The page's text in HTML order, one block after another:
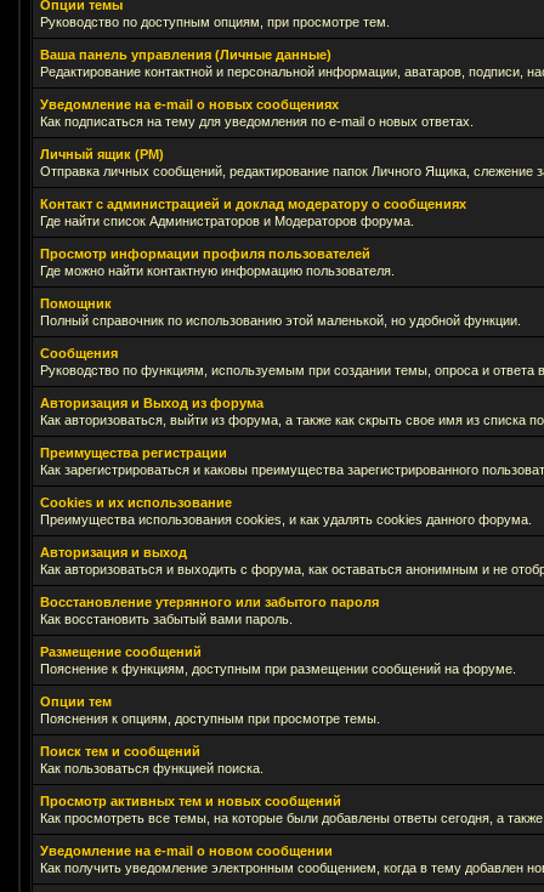
Опции темы
Руководство по доступным опциям, при просмотре тем.
Ваша панель управления (Личные данные)
Редактирование контактной и персональной информации, аватаров, подписи,
Уведомление на e-mail о новых сообщениях
Как подписаться на тему для уведомления по e-mail о новых ответах.
Личный ящик (PM)
Отправка личных сообщений, редактирование папок Личного Ящика,
Контакт с администрацией и доклад модератору о сообщениях
Где найти список Администраторов и Модераторов форума.
Просмотр информации профиля пользователей
Где можно найти контактную информацию пользователя.
Помощник
Полный справочник по использованию этой маленькой, но удобной функции.
Сообщения
Руководство по функциям, используемым при создании темы, опроса и ответа
Авторизация и Выход из форума
Как авторизоваться, выйти из форума, а также как скрыть свое имя из списка
Преимущества регистрации
Как зарегистрироваться и каковы преимущества зарегистрированного
Cookies и их использование
Преимущества использования cookies, и как удалять cookies данного форума.
Авторизация и выход
Как авторизоваться и выходить с форума, как оставаться анонимным и не
Восстановление утерянного или забытого пароля
Как восстановить забытый вами пароль.
Размещение сообщений
Пояснение к функциям, доступным при размещении сообщений на форуме.
Опции тем
Пояснения к опциям, доступным при просмотре темы.
Поиск тем и сообщений
Как пользоваться функцией поиска.
Просмотр активных тем и новых сообщений
Как просмотреть все темы, на которые были добавлены ответы сегодня, а
Уведомление на е-mail о новом сообщении
Как получить уведомление электронным сообщением, когда в тему добавлен